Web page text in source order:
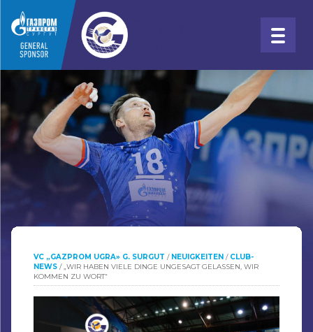
VC „GAZPROM UGRA» G. SURGUT / NEUIGKEITEN / CLUB-
NEWS /„WIR HABEN VIELE DINGE UNGESAGT GELASSEN, WIR
KOMMEN ZU WORT“